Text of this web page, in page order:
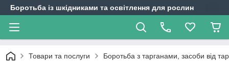
Боротьба із шкідниками та освітлення для рослин
Товари та послуги Боротьба з тарганами, засоби від